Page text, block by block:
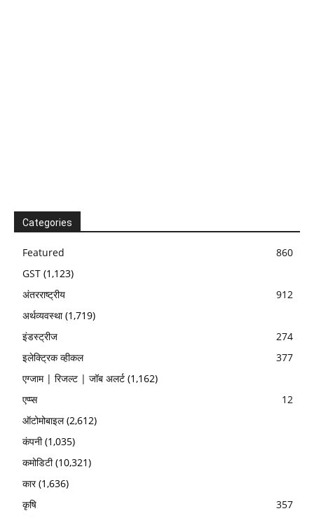
Categories
Featured
860
GST (1,123)
अंतरराष्ट्रीय
912
अर्थव्यवस्था(1,719)
इंडस्ट्रीज
274
इलेक्ट्रिक व्हीकल
377
एग्जाम | रिजल्ट | जॉब अलर्ट (1,162)
एप्प्स
12
ऑटोमोबाइल(2,612)
कंपनी(1,035)
कमोडिटी(10,321)
कार(1,636)
कृषि
357